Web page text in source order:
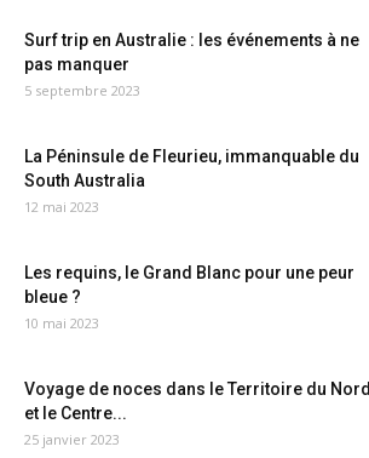
Surf trip en Australie : les événements à ne
pas manquer
5 septembre 2023
La Péninsule de Fleurieu, immanquable du
South Australia
12 mai 2023
Les requins, le Grand Blanc pour une peur
bleue ?
10 mai 2023
Voyage de noces dans le Territoire du Nord
et le Centre...
25 janvier 2023